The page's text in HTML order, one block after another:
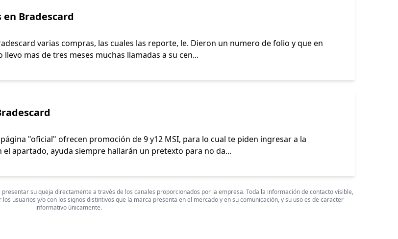
en Bradescard
varias compras, las cuales las reporte, le. Dieron un numero de folio y que en
mas de tres meses muchas llamadas a su cen...
página "oficial" ofrecen promoción de 9 y12 MSI, para lo cual te piden ingresar a la
el apartado, ayuda siempre hallarán un pretexto para no da...
su queja directamente a través de los canales proporcionados por la empresa. Toda la información de contacto visible,
usuarios y/o con los signos distintivos que la marca presenta en el mercado y en su comunicación, y su uso es de caracter
informativo únicamente.